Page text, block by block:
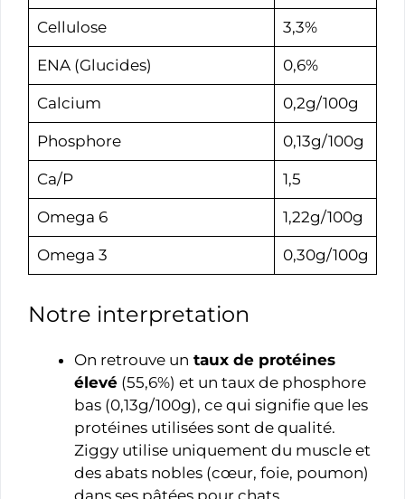
Cellulose 3,3%
ENA (Glucides) 0,6%
Calcium 0,2g/100g
Phosphore 0,13g/100g
Ca/P 1,5
Omega 6 1,22g/100g
Omega 3 0,30g/100g
Notre interpretation
On retrouve un taux de protéines
élevé (55,6%) et un taux de phosphore
bas (0,13g/100g), ce qui signifie que les
protéines utilisées sont de qualité.
Ziggy utilise uniquement du muscle et
des abats nobles (cœur, foie, poumon)
dans ses pâtées pour chats.